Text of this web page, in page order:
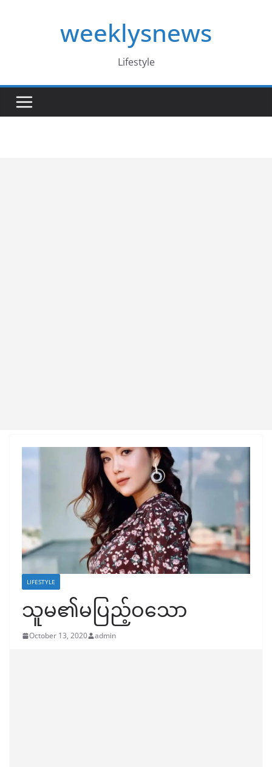
weeklysnews
Lifestyle
LIFESTYLE
သူမ၏မပြည့်ဝသော
October 13, 2020 admin